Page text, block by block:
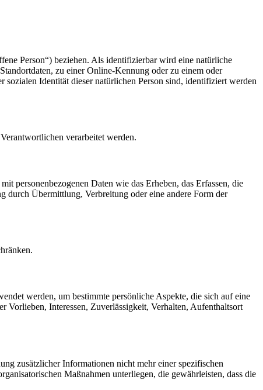
Person“) beziehen. Als identifizierbar wird eine natürliche
zu einer Online-Kennung oder zu einem oder
Identität dieser natürlichen Person sind, identifiziert werden
verarbeitet werden.
personenbezogenen Daten wie das Erheben, das Erfassen, die
durch Übermittlung, Verbreitung oder eine andere Form der
werden, um bestimmte persönliche Aspekte, die sich auf eine
Vorlieben, Interessen, Zuverlässigkeit, Verhalten, Aufenthaltsort
zusätzlicher Informationen nicht mehr einer spezifischen
Maßnahmen unterliegen, die gewährleisten, dass die